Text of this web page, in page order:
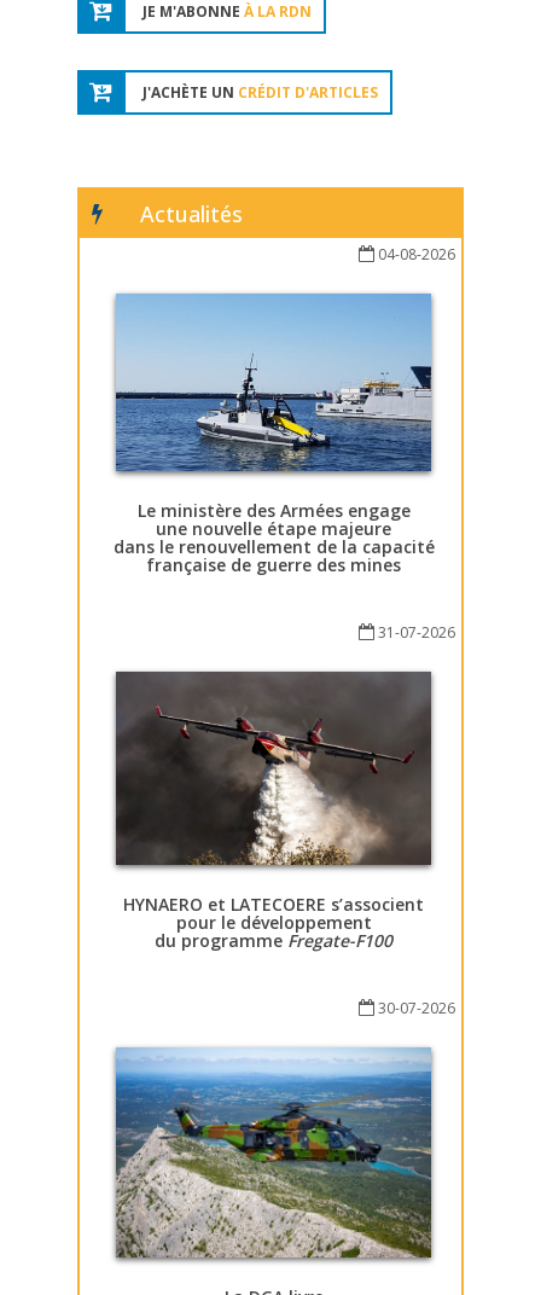
JE M'ABONNE À LA RDN
J'ACHÈTE UN CRÉDIT D'ARTICLES
Actualités
04-08-2026
Le ministère des Armées engage
une nouvelle étape majeure
dans le renouvellement de la capacité
française de guerre des mines
31-07-2026
HYNAERO et LATECOERE s’associent
pour le développement
du programme Fregate-F100
30-07-2026